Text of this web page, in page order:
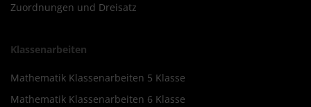
Zuordnungen und Dreisatz
Klassenarbeiten
Mathematik Klassenarbeiten 5 Klasse
Mathematik Klassenarbeiten 6 Klasse